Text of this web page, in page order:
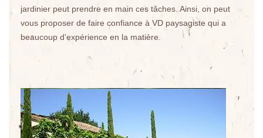
jardinier peut prendre en main ces tâches. Ainsi, on peut
vous proposer de faire confiance à VD paysagiste qui a
beaucoup d'expérience en la matière.